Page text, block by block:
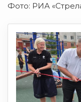
Фото: РИА